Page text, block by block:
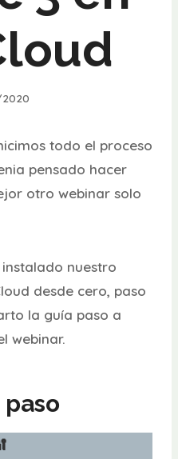
todo el proceso
pensado hacer
otro webinar solo
instalado nuestro
desde cero, paso
la guía paso a
webinar.